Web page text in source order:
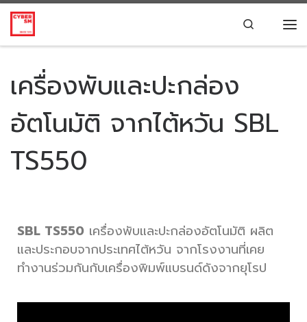
Skip to content Search
เครื่องพับและปะกล่อง
อัตโนมัติ จากไต้หวัน SBL
TS550
SBL TS550 เครื่องพับและปะกล่องอัตโนมัติ ผลิต
และประกอบจากประเทศไต้หวัน จากโรงงานที่เคย
ทำงานร่วมกันกับเครื่องพิมพ์แบรนด์ดังจากยุโรป